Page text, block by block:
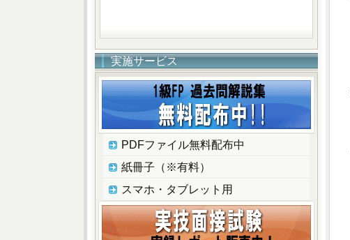
実施サービス
PDFファイル無料配布中
紙冊子（※有料）
スマホ・タブレット用